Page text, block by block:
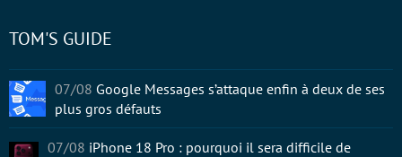
TOM'S GUIDE
07/08 Google Messages s’attaque enfin à deux de ses
plus gros défauts
07/08 iPhone 18 Pro : pourquoi il sera difficile de